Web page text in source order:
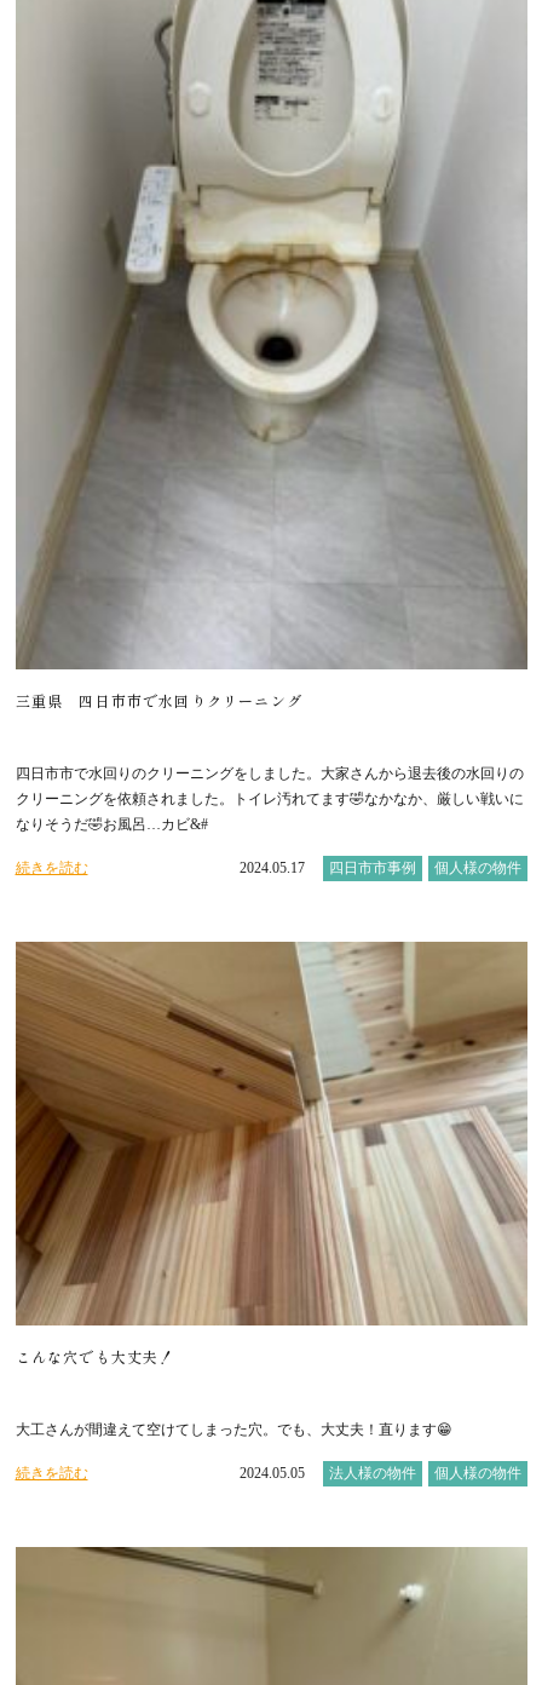
三重県 四日市市で水回りクリーニング
四日市市で水回りのクリーニングをしました。大家さんから退去後の水回りの
クリーニングを依頼されました。トイレ汚れてます🤣なかなか、厳しい戦いに
なりそうだ🤣お風呂…カビ&#
続きを読む 2024.05.17 四日市市事例 個人様の物件
こんな穴でも大丈夫！
大工さんが間違えて空けてしまった穴。でも、大丈夫！直ります😁
続きを読む 2024.05.05 法人様の物件 個人様の物件